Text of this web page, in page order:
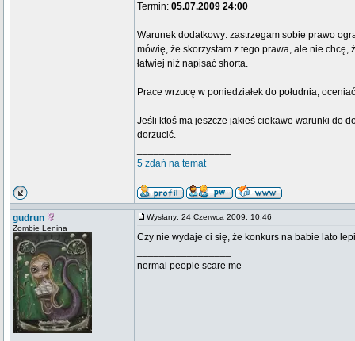
Termin: 05.07.2009 24:00
Warunek dodatkowy: zastrzegam sobie prawo
mówię, że skorzystam z tego prawa, ale nie chcę,
łatwiej niż napisać shorta.
Prace wrzucę w poniedziałek do południa,
Jeśli ktoś ma jeszcze jakieś ciekawe warunki do
dorzucić.
5 zdań na temat
gudrun
Zombie Lenina
Wysłany: 24 Czerwca 2009, 10:46
Czy nie wydaje ci się, że konkurs na babie lato
normal people scare me